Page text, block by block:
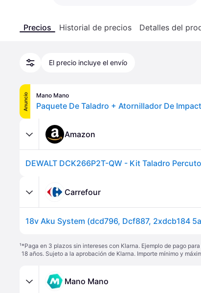
Precios Historial de precios Detalles del
El precio incluye el envío
Anuncio Mano Mano
Amazon
Carrefour
18v Aku System (dcd796, Dcf887, 2xdcb184
¹*Paga en 3 plazos sin intereses con Klarna. Ejemplo de pago
18 años. Sujeto a la aprobación de Klarna. Importe mínimo y
Mano Mano